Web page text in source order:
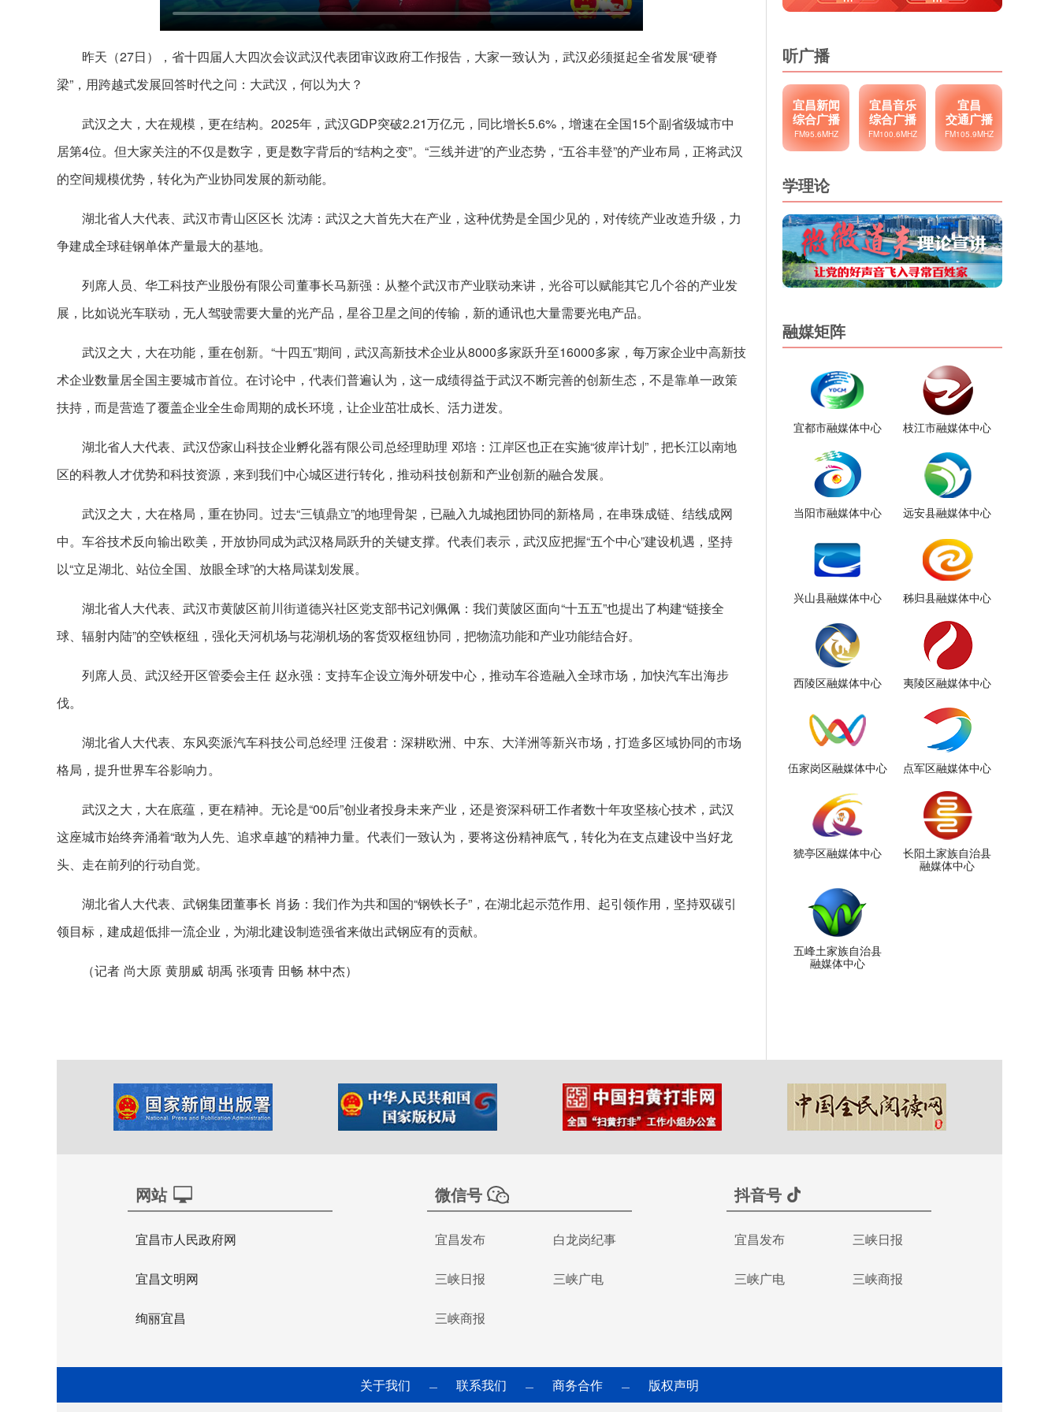
昨天（27日），省十四届人大四次会议武汉代表团审议政府工作报告，大家一致认为，武汉必须挺起全省发展“硬脊
梁”，用跨越式发展回答时代之问：大武汉，何以为大？
武汉之大，大在规模，更在结构。2025年，武汉GDP突破2.21万亿元，同比增长5.6%，增速在全国15个副省级城市中
居第4位。但大家关注的不仅是数字，更是数字背后的“结构之变”。“三线并进”的产业态势，“五谷丰登”的产业布局，正将武汉
的空间规模优势，转化为产业协同发展的新动能。
湖北省人大代表、武汉市青山区区长 沈涛：武汉之大首先大在产业，这种优势是全国少见的，对传统产业改造升级，力
争建成全球硅钢单体产量最大的基地。
列席人员、华工科技产业股份有限公司董事长马新强：从整个武汉市产业联动来讲，光谷可以赋能其它几个谷的产业发
展，比如说光车联动，无人驾驶需要大量的光产品，星谷卫星之间的传输，新的通讯也大量需要光电产品。
武汉之大，大在功能，重在创新。“十四五”期间，武汉高新技术企业从8000多家跃升至16000多家，每万家企业中高新技
术企业数量居全国主要城市首位。在讨论中，代表们普遍认为，这一成绩得益于武汉不断完善的创新生态，不是靠单一政策
扶持，而是营造了覆盖企业全生命周期的成长环境，让企业茁壮成长、活力迸发。
湖北省人大代表、武汉岱家山科技企业孵化器有限公司总经理助理 邓培：江岸区也正在实施“彼岸计划”，把长江以南地
区的科教人才优势和科技资源，来到我们中心城区进行转化，推动科技创新和产业创新的融合发展。
武汉之大，大在格局，重在协同。过去“三镇鼎立”的地理骨架，已融入九城抱团协同的新格局，在串珠成链、结线成网
中。车谷技术反向输出欧美，开放协同成为武汉格局跃升的关键支撑。代表们表示，武汉应把握“五个中心”建设机遇，坚持
以“立足湖北、站位全国、放眼全球”的大格局谋划发展。
湖北省人大代表、武汉市黄陂区前川街道德兴社区党支部书记刘佩佩：我们黄陂区面向“十五五”也提出了构建“链接全
球、辐射内陆”的空铁枢纽，强化天河机场与花湖机场的客货双枢纽协同，把物流功能和产业功能结合好。
列席人员、武汉经开区管委会主任 赵永强：支持车企设立海外研发中心，推动车谷造融入全球市场，加快汽车出海步
伐。
湖北省人大代表、东风奕派汽车科技公司总经理 汪俊君：深耕欧洲、中东、大洋洲等新兴市场，打造多区域协同的市场
格局，提升世界车谷影响力。
武汉之大，大在底蕴，更在精神。无论是“00后”创业者投身未来产业，还是资深科研工作者数十年攻坚核心技术，武汉
这座城市始终奔涌着“敢为人先、追求卓越”的精神力量。代表们一致认为，要将这份精神底气，转化为在支点建设中当好龙
头、走在前列的行动自觉。
湖北省人大代表、武钢集团董事长 肖扬：我们作为共和国的“钢铁长子”，在湖北起示范作用、起引领作用，坚持双碳引
领目标，建成超低排一流企业，为湖北建设制造强省来做出武钢应有的贡献。
（记者 尚大原 黄朋威 胡禹 张项青 田畅 林中杰）
听广播
宜昌新闻
综合广播
FM95.6MHZ
宜昌音乐
综合广播
FM100.6MHZ
宜昌
交通广播
FM105.9MHZ
学理论
融媒矩阵
宜都市融媒体中心 枝江市融媒体中心
当阳市融媒体中心 远安县融媒体中心
兴山县融媒体中心 秭归县融媒体中心
西陵区融媒体中心 夷陵区融媒体中心
伍家岗区融媒体中心 点军区融媒体中心
猇亭区融媒体中心
长阳土家族自治县
融媒体中心
五峰土家族自治县
融媒体中心
网站
宜昌市人民政府网
宜昌文明网
绚丽宜昌
微信号
宜昌发布 白龙岗纪事
三峡日报 三峡广电
三峡商报
抖音号
宜昌发布 三峡日报
三峡广电 三峡商报
关于我们 — 联系我们 — 商务合作 — 版权声明